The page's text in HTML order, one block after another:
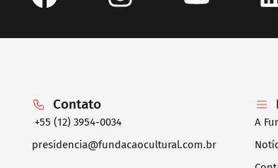
Contato
+55 (12) 3954-0034
presidencia@fundacaocultural.com.br
A